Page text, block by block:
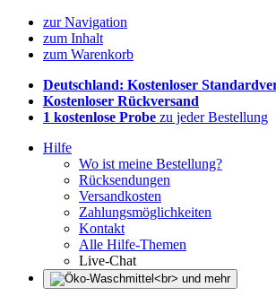
zur Navigation
zum Inhalt
zum Warenkorb
Deutschland: Kostenloser
Kostenloser Rückversand
1 kostenlose Probe zu jeder Bestellung
Hilfe
Wo ist meine Bestellung?
Rücksendungen
Versandkosten
Zahlungsmöglichkeiten
Kontakt
Alle Hilfe-Themen
Live-Chat